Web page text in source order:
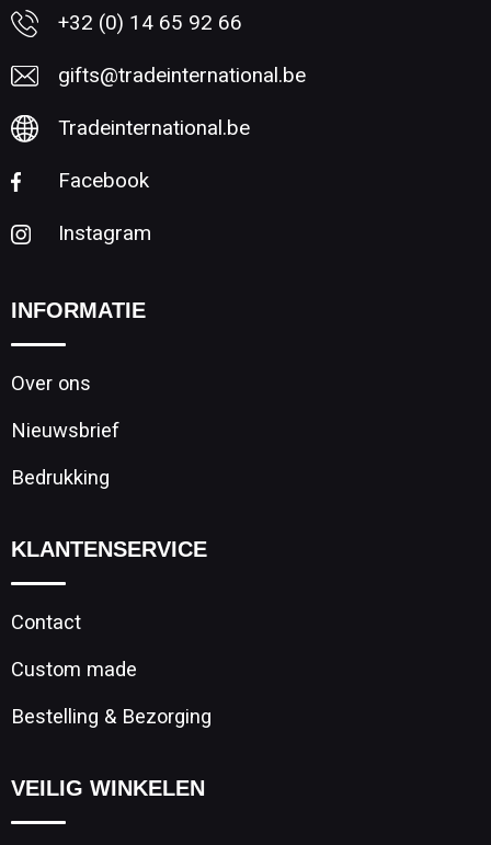
+32 (0) 14 65 92 66
gifts@tradeinternational.be
Tradeinternational.be
Facebook
Instagram
INFORMATIE
Over ons
Nieuwsbrief
Bedrukking
KLANTENSERVICE
Contact
Custom made
Bestelling & Bezorging
VEILIG WINKELEN